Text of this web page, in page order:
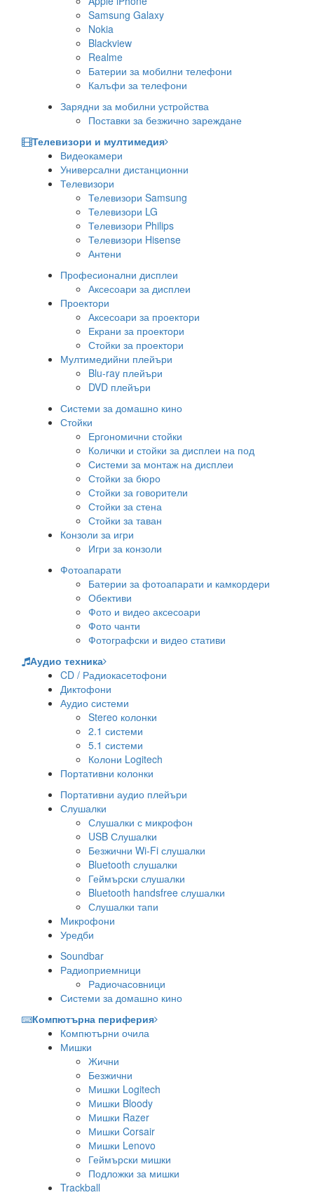
Samsung Galaxy
Nokia
Blackview
Realme
Батерии за мобилни телефони
Калъфи за телефони
Зарядни за мобилни устройства
Поставки за безжично зареждане
Телевизори и мултимедия
Видеокамери
Универсални дистанционни
Телевизори
Телевизори Samsung
Телевизори LG
Телевизори Philips
Телевизори Hisense
Антени
Професионални дисплеи
Аксесоари за дисплеи
Проектори
Аксесоари за проектори
Екрани за проектори
Стойки за проектори
Мултимедийни плейъри
Blu-ray плейъри
DVD плейъри
Системи за домашно кино
Стойки
Ергономични стойки
Колички и стойки за дисплеи на под
Системи за монтаж на дисплеи
Стойки за бюро
Стойки за говорители
Стойки за стена
Стойки за таван
Конзоли за игри
Игри за конзоли
Фотоапарати
Батерии за фотоапарати и камкордери
Обективи
Фото и видео аксесоари
Фото чанти
Фотографски и видео стативи
Аудио техника
CD / Радиокасетофони
Диктофони
Аудио системи
Stereo колонки
2.1 системи
5.1 системи
Колони Logitech
Портативни колонки
Портативни аудио плейъри
Слушалки
Слушалки с микрофон
USB Слушалки
Безжични Wi-Fi слушалки
Bluetooth слушалки
Геймърски слушалки
Bluetooth handsfree слушалки
Слушалки тапи
Микрофони
Уредби
Soundbar
Радиоприемници
Радиочасовници
Системи за домашно кино
Компютърна периферия
Компютърни очила
Мишки
Жични
Безжични
Мишки Logitech
Мишки Bloody
Мишки Razer
Мишки Corsair
Мишки Lenovo
Геймърски мишки
Подложки за мишки
Trackball